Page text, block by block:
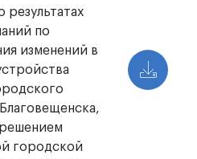
по
изменений в
городской